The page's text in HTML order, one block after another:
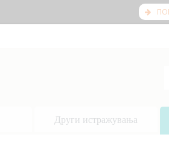
Други истражувања